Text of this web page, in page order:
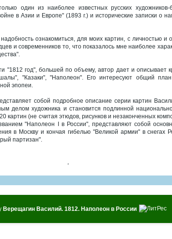
один из наиболее известных русских художников-
в Азии и Европе" (1893 г.) и исторические записки о
ознакомиться, для моих картин, с личностью и
и современников то, что показалось мне наиболее
"1812 год", большей по объему, автор дает и
"Казаки", "Наполеон". Его интересуют общий
эпопеи.
собой подробное описание серии картин
делом художника и становится подлинной
картин (не считая этюдов, рисунков и незаконченных
"Наполеон I в России", представляют собой
в Москву и кончая гибелью "Великой армии" в снегах
партизан".
,
Верещагин Василий. 1812. Наполеон в России